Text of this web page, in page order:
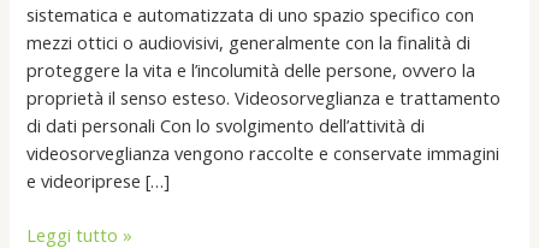
sistematica e automatizzata di uno spazio specifico con
mezzi ottici o audiovisivi, generalmente con la finalità di
proteggere la vita e l’incolumità delle persone, ovvero la
proprietà il senso esteso. Videosorveglianza e trattamento
di dati personali Con lo svolgimento dell’attività di
videosorveglianza vengono raccolte e conservate immagini
e videoriprese […]
Leggi tutto »